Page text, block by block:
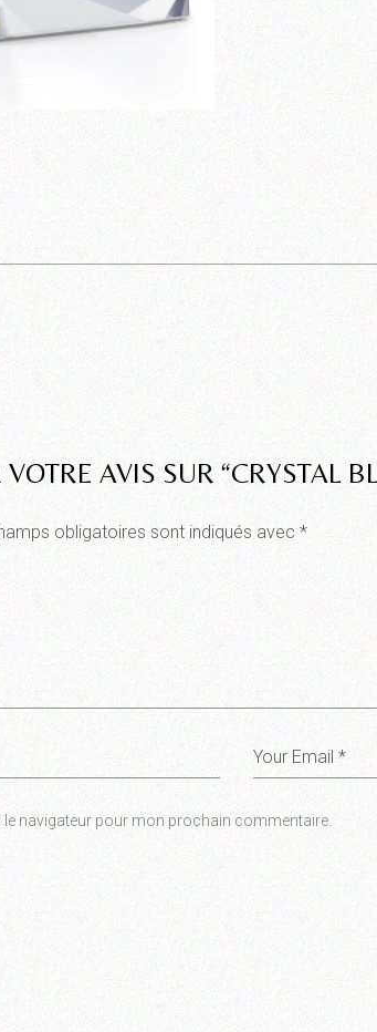
AVIS SUR “CRYSTAL
obligatoires sont indiqués avec *
navigateur pour mon prochain commentaire.